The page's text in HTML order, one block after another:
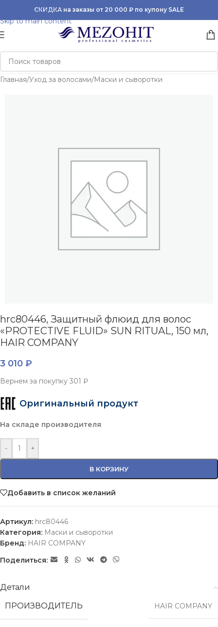
Skip to navigation
Skip to main content
СКИДКА на заказы от 20 000 ₽ по купону SALE
Главная/Уход за волосами/Маски и сыворотки
hrc80446, Защитный флюид для волос
«PROTECTIVE FLUID» SUN RITUAL, 150 мл,
HAIR COMPANY
3 010 ₽
Вернем за покупку 301 ₽
Оригинальный продукт
На складе производителя
- +
В КОРЗИНУ
Добавить в список желаний
Артикул: hrc80446
Категория: Маски и сыворотки
Бренд: HAIR COMPANY
Поделиться:
Детали
ПРОИЗВОДИТЕЛЬ
HAIR COMPANY